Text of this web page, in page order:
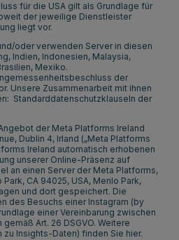
für die USA gilt als Grundlage für
der jeweilige Dienstleister
liegt vor.
oder verwenden Server in diesen
Indien, Indonesien, Malaysia,
Mexiko.
der
Unsere Zusammenarbeit mit ihnen
Standarddatenschutzklauseln der
der Meta Platforms Ireland
Dublin 4, Irland („Meta Platforms
Ireland automatisch erhobenen
unserer Online-Präsenz auf
an einen Server der Meta Platforms,
CA 94025, USA, Menlo Park,
und dort gespeichert. Die
des Besuchs einer Instagram (by
einer Vereinbarung zwischen
Art. 26 DSGVO. Weitere
zu Insights-Daten) finden Sie hier.